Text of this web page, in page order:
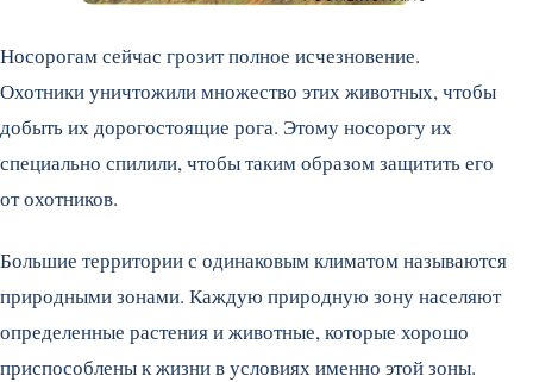
Носорогам сейчас грозит полное исчезновение.
Охотники уничтожили множество этих животных, чтобы
добыть их дорогостоящие рога. Этому носорогу их
специально спилили, чтобы таким образом защитить его
от охотников.
Большие территории с одинаковым климатом называются
природными зонами. Каждую природную зону населяют
определенные растения и животные, которые хорошо
приспособлены к жизни в условиях именно этой зоны.